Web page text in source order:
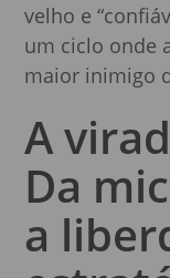
velho e
um ciclo onde
maior inimigo
A
Da
a